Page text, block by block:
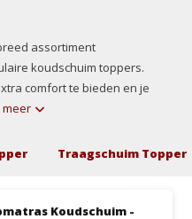
assortiment
koudschuim toppers.
comfort te bieden en je
meer
Traagschuim Topper
Koudschuim -